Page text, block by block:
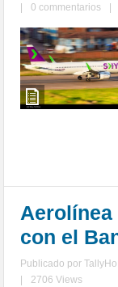
0 commentarios
Aerolínea
con el
Publicado porTallyHo
2706 Views